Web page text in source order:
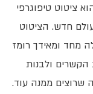
ציטוט טיפוגרפי
חדש. הציטוט
מחד ומאידך רומז
הקשרים ולבנות
שרוצים ממנה עוד.